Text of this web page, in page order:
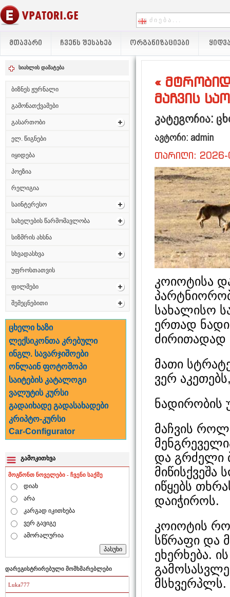
ᲛᲗᲐᲕᲐᲠᲘ ᲩᲕᲔᲜᲡ ᲨᲔᲡᲐᲮᲔᲑ ᲝᲠᲒᲐᲜᲘᲖᲐᲪᲘᲔᲑᲘ
სიახლის დამატება
ბიზნეს ჟურნალი
გამონათქვამები
გასართობი
ელ. წიგნები
იყიდება
პოეზია
რელიგია
საინტერესო
სახელების წარმომავლობა
სიზმრის ახსნა
სხვადასხვა
უფროსთათვის
ფილმები
შემეცნებითი
ცხელი ხაზი
ლექსიკონთა კრებული
ინგლ. სავარჯიშოები
ონლაინ ფოტოშოპი
საიტების კატალოგი
ვალუტის კურსი
გადაიხადე გადასახადები
კრიპტო-კურსი
Car-Configurator
გამოკითხვა
მოგწონთ ნოველები - ჩვენი საქმე
დიახ
არა
კარგად იკითხება
ვერ გავიგე
ამორალურია
დარეგისტრირებული მომხმარებლები
Luka777
«
მაჩვის
კატეგორია:
ავტორი: admin
თარიღი:
კოიოტისა
სახალისო
ერთად
ძირითადად
მათი
ვერ
ნადირობის
მაჩვის
და გრძელი
მიწისქვეშა
იწყებს
დაიჭიროს.
კოიოტის
სწრაფი და
ეხერხება.
მსხვერპლს.